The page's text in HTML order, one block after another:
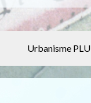
Urbanisme PLU